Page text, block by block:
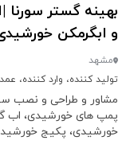
بهینه گستر سورنا
و ابگرمکن
مشهد
تولید کننده، وارد کننده،
مشاور و طراحی و نصب
پمپ های خورشیدی، اب
خورشیدی، پکیج